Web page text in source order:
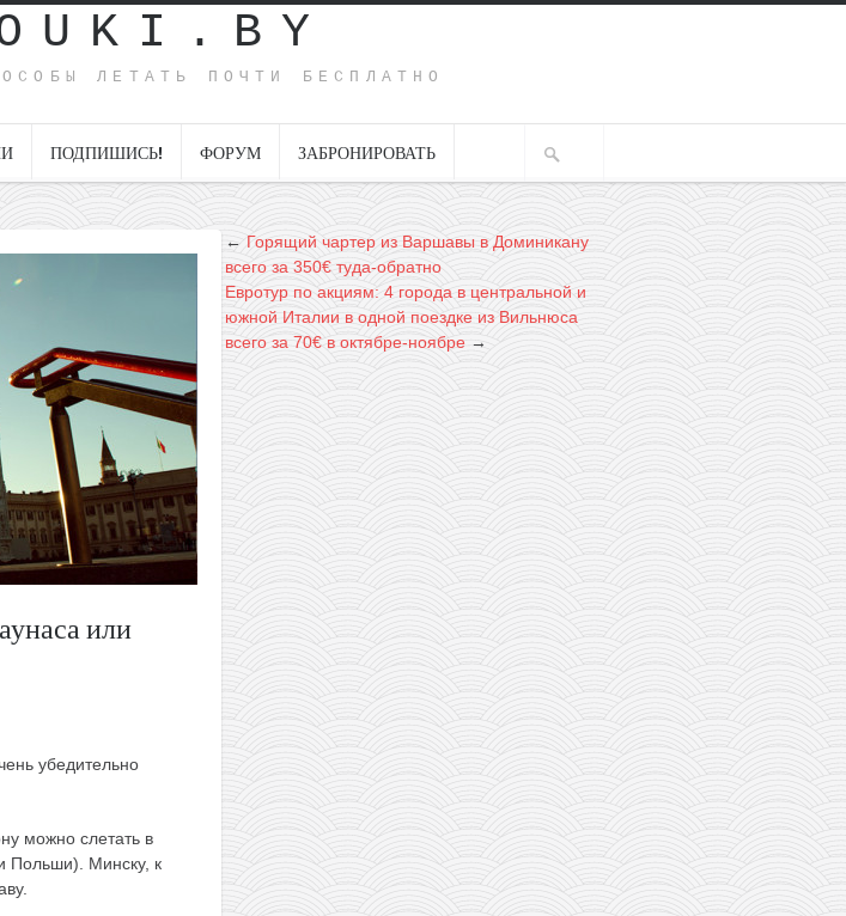
ЛЕТАТЬ ПОЧТИ БЕСПЛАТНО
ПОДПИШИСЬ! ФОРУМ ЗАБРОНИРОВАТЬ
или
убедительно
можно слетать в
Польши). Минску, к
←Горящий чартер из Варшавы в Доминикану
всего за 350€ туда-обратно
Евротур по акциям: 4 города в центральной и
южной Италии в одной поездке из Вильнюса
всего за 70€ в октябре-ноябре →